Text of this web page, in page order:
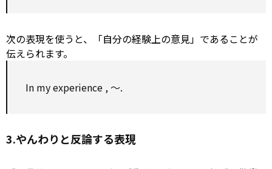
次の表現を使うと、「自分の経験上の意見」であることが
伝えられます。
In myexperience , ～.
3.やんわりと反論する表現